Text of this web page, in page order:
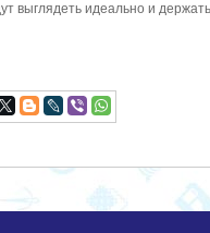
выглядеть идеально и